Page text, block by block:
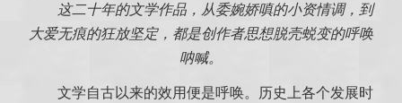
这二十年的文学作品，从委婉娇嗔的小资情调，到
大爱无痕的狂放坚定，都是创作者思想脱壳蜕变的呼唤
呐喊。
文学自古以来的效用便是呼唤。历史上各个发展时